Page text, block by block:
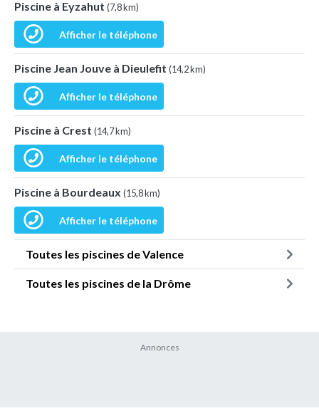
Piscine à Eyzahut (7,8 km)
Afficher le téléphone
Piscine Jean Jouve à Dieulefit (14,2 km)
Afficher le téléphone
Piscine à Crest (14,7 km)
Afficher le téléphone
Piscine à Bourdeaux (15,8 km)
Afficher le téléphone
Toutes les piscines de Valence
Toutes les piscines de la Drôme